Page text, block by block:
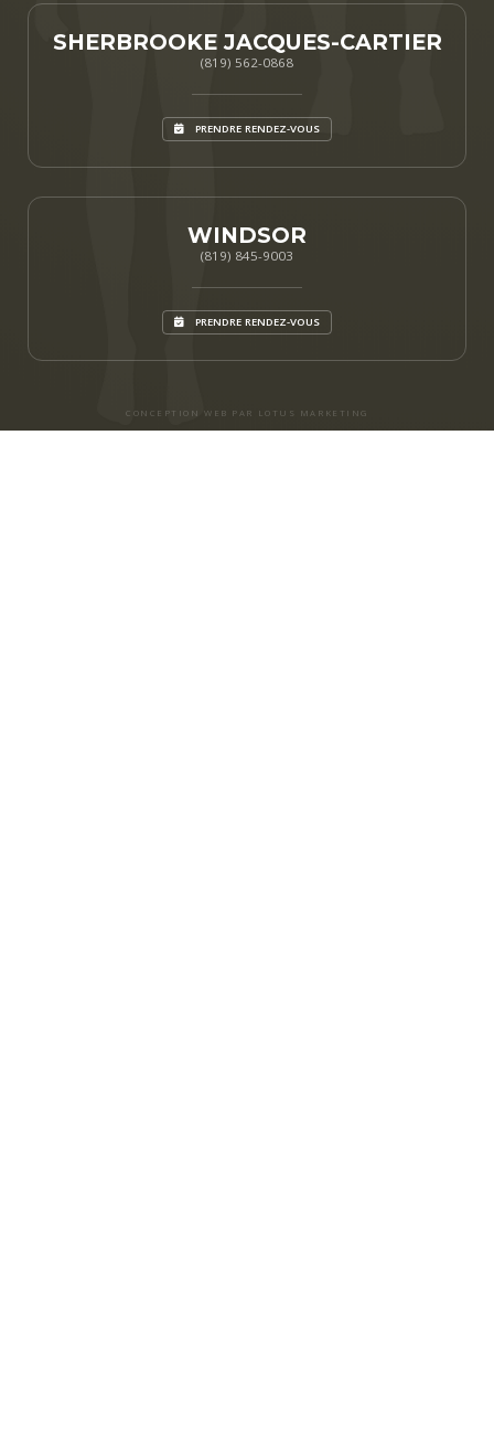
SHERBROOKE JACQUES-CARTIER
(819) 562-0868
PRENDRE RENDEZ-VOUS
WINDSOR
(819) 845-9003
PRENDRE RENDEZ-VOUS
CONCEPTION WEB PAR LOTUS MARKETING